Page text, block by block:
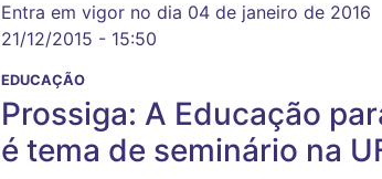
Entra em vigor no dia 04 de janeiro de 2016
21/12/2015 - 15:50
EDUCAÇÃO
Prossiga: A Educação
é tema de seminário na